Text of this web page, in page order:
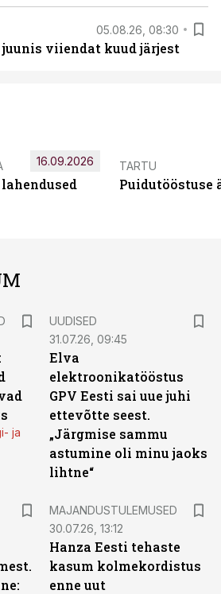
05.08.26, 08:30
viiendat kuud järjest
16.09.2026 TARTU
Puidutööstuse
ja
UUDISED
31.07.26, 09:45
Elva
elektroonikatööstus
GPV Eesti sai uue juhi
ettevõtte seest.
„Järgmise sammu
astumine oli minu jaoks
lihtne“
MAJANDUSTULEMUSED
30.07.26, 13:12
Hanza Eesti tehaste
kasum kolmekordistus
enne uut